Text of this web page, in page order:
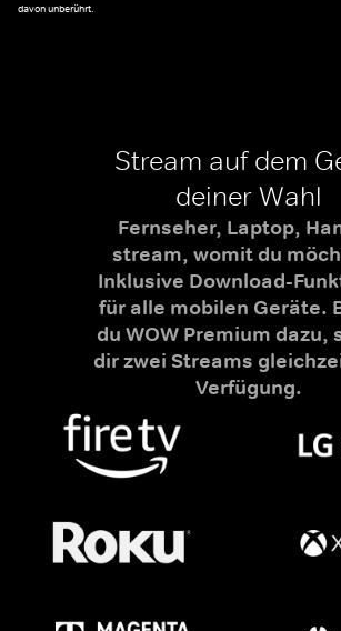
davon unberührt.
Stream auf dem
deiner Wahl
Fernseher, Laptop,
stream, womit du
Inklusive Download-
für alle mobilen Geräte.
du WOW Premium dazu,
dir zwei Streams
Verfügung.